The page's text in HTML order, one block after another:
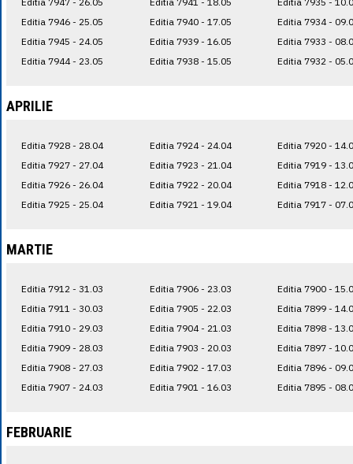
Editia 7946 - 25.05
Editia 7945 - 24.05
Editia 7944 - 23.05
Editia 7940 - 17.05
Editia 7939 - 16.05
Editia 7938 - 15.05
Editia 7934 -
Editia 7933 -
Editia 7932 -
APRILIE
Editia 7928 - 28.04
Editia 7927 - 27.04
Editia 7926 - 26.04
Editia 7925 - 25.04
Editia 7924 - 24.04
Editia 7923 - 21.04
Editia 7922 - 20.04
Editia 7921 - 19.04
Editia 7920 -
Editia 7919 -
Editia 7918 -
Editia 7917 -
MARTIE
Editia 7912 - 31.03
Editia 7911 - 30.03
Editia 7910 - 29.03
Editia 7909 - 28.03
Editia 7908 - 27.03
Editia 7907 - 24.03
Editia 7906 - 23.03
Editia 7905 - 22.03
Editia 7904 - 21.03
Editia 7903 - 20.03
Editia 7902 - 17.03
Editia 7901 - 16.03
Editia 7900 -
Editia 7899 -
Editia 7898 -
Editia 7897 -
Editia 7896 -
Editia 7895 -
FEBRUARIE